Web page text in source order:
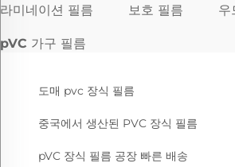
라미네이션 필름 보호 필름 우
pVC 가구 필름
도매 pvc 장식 필름
중국에서 생산된 PVC 장식 필름
pVC 장식 필름 공장 빠른 배송